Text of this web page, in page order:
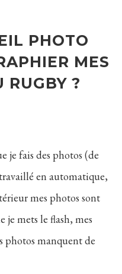
PHOTO
MES
RUGBY ?
je fais des photos (de
en automatique,
mes photos sont
je mets le flash, mes
photos manquent de